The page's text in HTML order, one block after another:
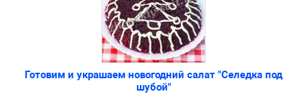
Готовим и украшаем новогодний салат "Селедка под
шубой"